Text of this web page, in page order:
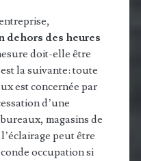
dehors des heures
doit-elle être
la suivante: toute
est concernée par
d’une
magasins de
peut être
occupation si